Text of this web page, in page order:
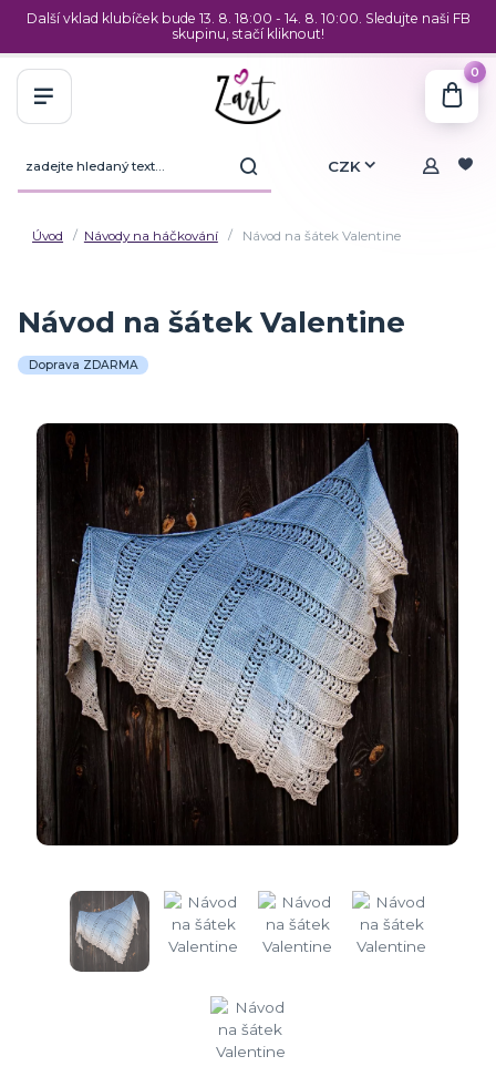
Další vklad klubíček bude 13. 8. 18:00 - 14. 8. 10:00. Sledujte naši FB
skupinu, stačí kliknout!
CZK
0
Úvod Návody na háčkování Návod na šátek Valentine
Návod na šátek Valentine
Doprava ZDARMA